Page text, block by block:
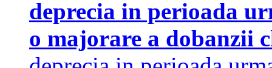
deprecia in perioada
o majorare a dobanzii